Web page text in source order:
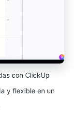
con ClickUp
y flexible en un